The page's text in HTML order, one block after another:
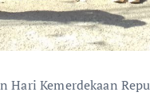
Hari Kemerdekaan